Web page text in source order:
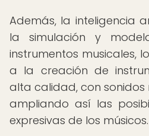
Además, la inteligencia
la simulación y
instrumentos musicales,
a la creación de
alta calidad, con sonidos
ampliando así las
expresivas de los músicos.